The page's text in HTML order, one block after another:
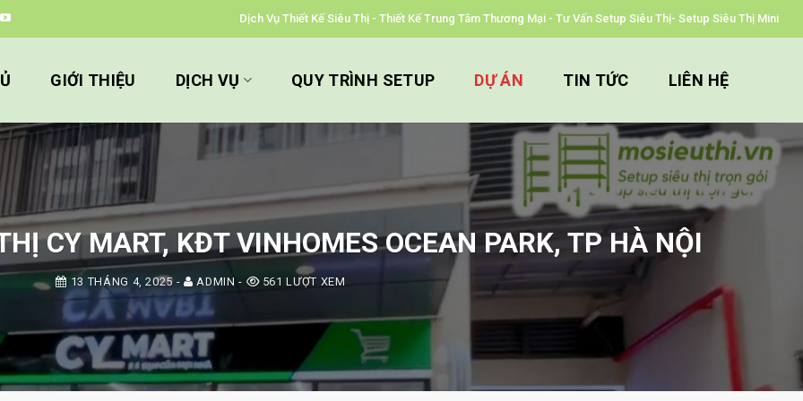
Dịch Vụ Thiết Kế Siêu Thị - Thiết Kế Trung Tâm Thương Mại - Tư Vấn Setup Siêu Thị- Setup Siêu Thị Mini
GIỚI THIỆU DỊCH VỤ QUY TRÌNH SETUP DỰ ÁN TIN TỨC LIÊN HỆ
CY MART, KĐT VINHOMES OCEAN PARK, TP HÀ NỘI
13 THÁNG 4, 2025 - ADMIN - 561 LƯỢT XEM